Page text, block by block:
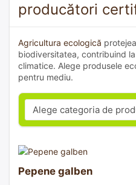
producători
Agricultura ecologică
biodiversitatea, contribuind
climatice. Alege produsele
pentru mediu.
Pepene galben